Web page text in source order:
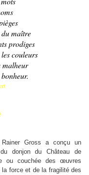
du maître
prodiges
couleurs
malheur
Gross a conçu un
donjon du Château de
ou couchée des œuvres
force et de la fragilité des